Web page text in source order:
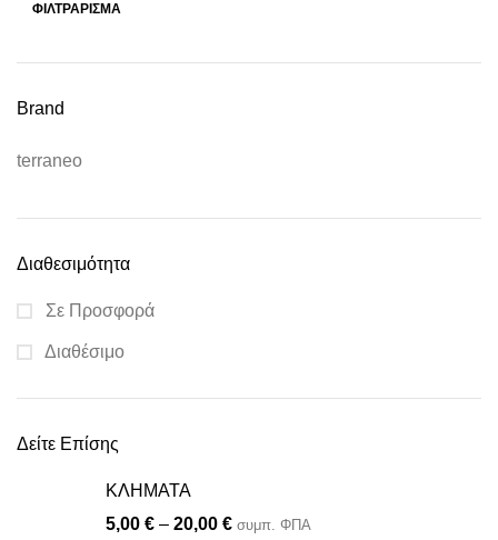
ΦΙΛΤΡΆΡΙΣΜΑ
Brand
terraneo
Διαθεσιμότητα
Σε Προσφορά
Διαθέσιμο
Δείτε Επίσης
ΚΛΗΜΑΤΑ
5,00 € – 20,00 € συμπ. ΦΠΑ